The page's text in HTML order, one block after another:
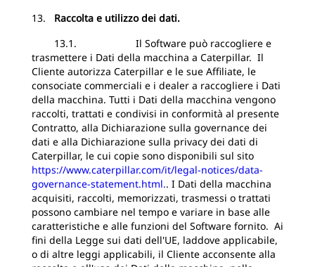
13. Raccolta e utilizzo dei dati.
13.1. Il Software può raccogliere e
trasmettere i Dati della macchina a Caterpillar. Il
Cliente autorizza Caterpillar e le sue Affiliate, le
consociate commerciali e i dealer a raccogliere i Dati
della macchina. Tutti i Dati della macchina vengono
raccolti, trattati e condivisi in conformità al presente
Contratto, alla Dichiarazione sulla governance dei
dati e alla Dichiarazione sulla privacy dei dati di
Caterpillar, le cui copie sono disponibili sul sito
https://www.caterpillar.com/it/legal-notices/data-
governance-statement.html.. I Dati della macchina
acquisiti, raccolti, memorizzati, trasmessi o trattati
possono cambiare nel tempo e variare in base alle
caratteristiche e alle funzioni del Software fornito. Ai
fini della Legge sui dati dell'UE, laddove applicabile,
o di altre leggi applicabili, il Cliente acconsente alla